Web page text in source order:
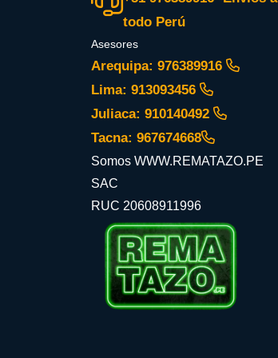
todo Perú
Asesores
Arequipa: 976389916
Lima: 913093456
Juliaca: 910140492
Tacna: 967674668
Somos WWW.REMATAZO.PE
SAC
RUC 20608911996